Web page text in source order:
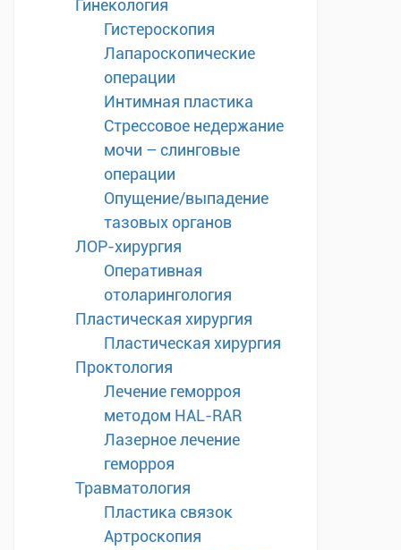
Гинекология
Гистероскопия
Лапароскопические
операции
Интимная пластика
Стрессовое недержание
мочи – слинговые
операции
Опущение/выпадение
тазовых органов
ЛОР-хирургия
Оперативная
отоларингология
Пластическая хирургия
Пластическая хирургия
Проктология
Лечение геморроя
методом HAL-RAR
Лазерное лечение
геморроя
Травматология
Пластика связок
Артроскопия